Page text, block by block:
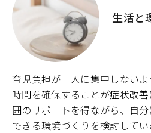
生活と
育児負担が一人に集中しない
時間を確保することが症状改
囲のサポートを得ながら、自
できる環境づくりを検討してい